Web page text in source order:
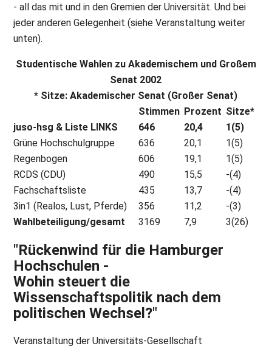
- all das mit und in den Gremien der Universität. Und bei
jeder anderen Gelegenheit (siehe Veranstaltung weiter
unten).
Studentische Wahlen zu Akademischem und Großem
Senat 2002
* Sitze: Akademischer Senat (Großer Senat)
Stimmen Prozent Sitze*
juso-hsg & Liste LINKS
646 20,4
1(5)
Grüne Hochschulgruppe
636 20,1
1(5)
Regenbogen
606 19,1
1(5)
RCDS (CDU)
490 15,5
-(4)
Fachschaftsliste
435 13,7
-(4)
3in1 (Realos, Lust, Pferde)
356 11,2
-(3)
Wahlbeteiligung/gesamt
3169 7,9 3(26)
"Rückenwind für die Hamburger
Hochschulen -
Wohin steuert die
Wissenschaftspolitik nach dem
politischen Wechsel?"
Veranstaltung der Universitäts-Gesellschaft